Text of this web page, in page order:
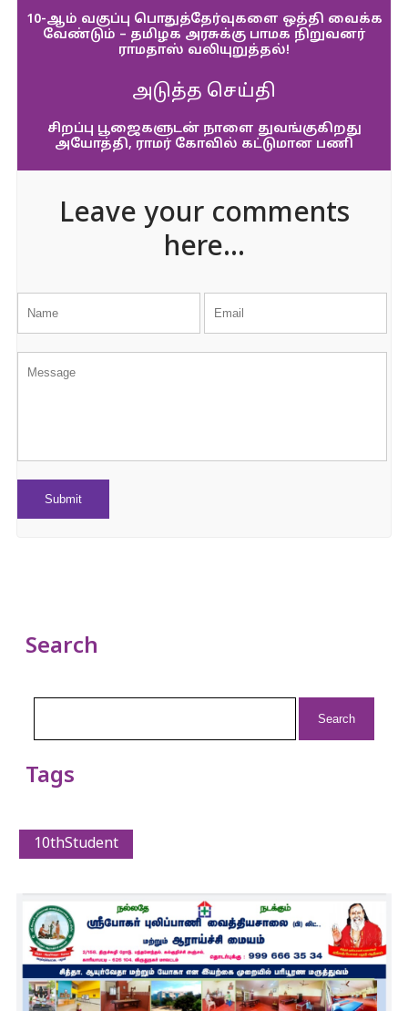
10-ஆம் வகுப்பு பொதுத்தேர்வுகளை ஒத்தி வைக்க
வேண்டும் – தமிழக அரசுக்கு பாமக நிறுவனர்
ராமதாஸ் வலியுறுத்தல்!
அடுத்த செய்தி
சிறப்பு பூஜைகளுடன் நாளை துவங்குகிறது
அயோத்தி, ராமர் கோவில் கட்டுமான பணி
Leave your comments
here...
Search
Tags
10thStudent